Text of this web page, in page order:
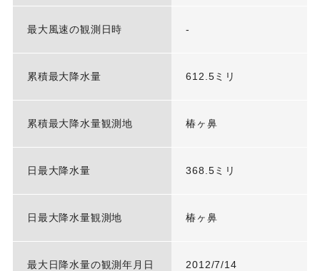
最大風速の観測日時 -
累積最大降水量 612.5ミリ
累積最大降水量観測地 椿ヶ鼻
日最大降水量 368.5ミリ
日最大降水量観測地 椿ヶ鼻
最大日降水量の観測年月日 2012/7/14